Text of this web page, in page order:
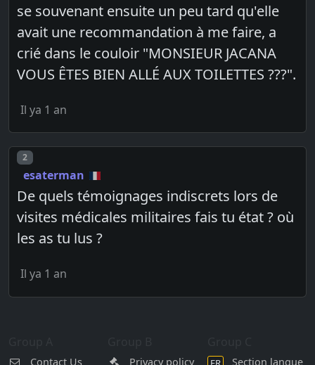
se souvenant ensuite un peu tard qu'elle
avait une recommandation à me faire, a
crié dans le couloir "MONSIEUR JACANA
VOUS ÊTES BIEN ALLÉ AUX TOILETTES ???".
Il ya 1 an
Post number
2
esaterman
De quels témoignages indiscrets lors de
visites médicales militaires fais tu état ? où
les as tu lus ?
Il ya 1 an
Contact Us Privacy policy Section langue